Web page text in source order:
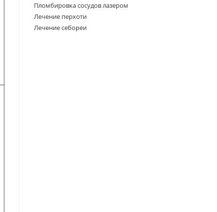
Пломбировка сосудов лазером
Лечение перхоти
Лечение себореи